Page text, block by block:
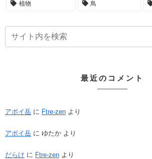
植物 鳥
最近のコメント
アポイ岳 に Ftre-zen より
アポイ岳 に ゆたか より
だらけ に Ftre-zen より